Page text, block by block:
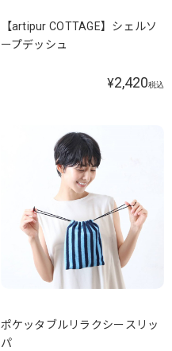
【artipur COTTAGE】シェルソ
ープデッシュ
¥2,420税込
ポケッタブルリラクシースリッ
パ